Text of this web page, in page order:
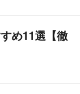
め11選【徹